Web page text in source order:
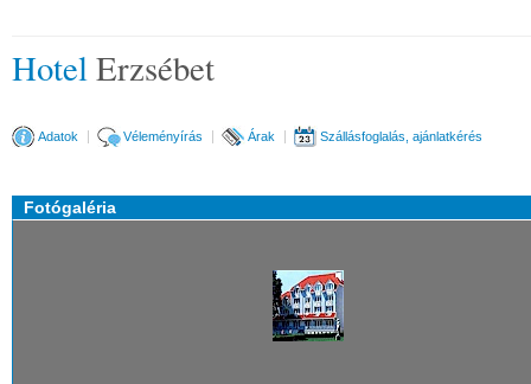
HotelErzsébet
Adatok Véleményírás Árak Szállásfoglalás, ajánlatkérés
Fotógaléria